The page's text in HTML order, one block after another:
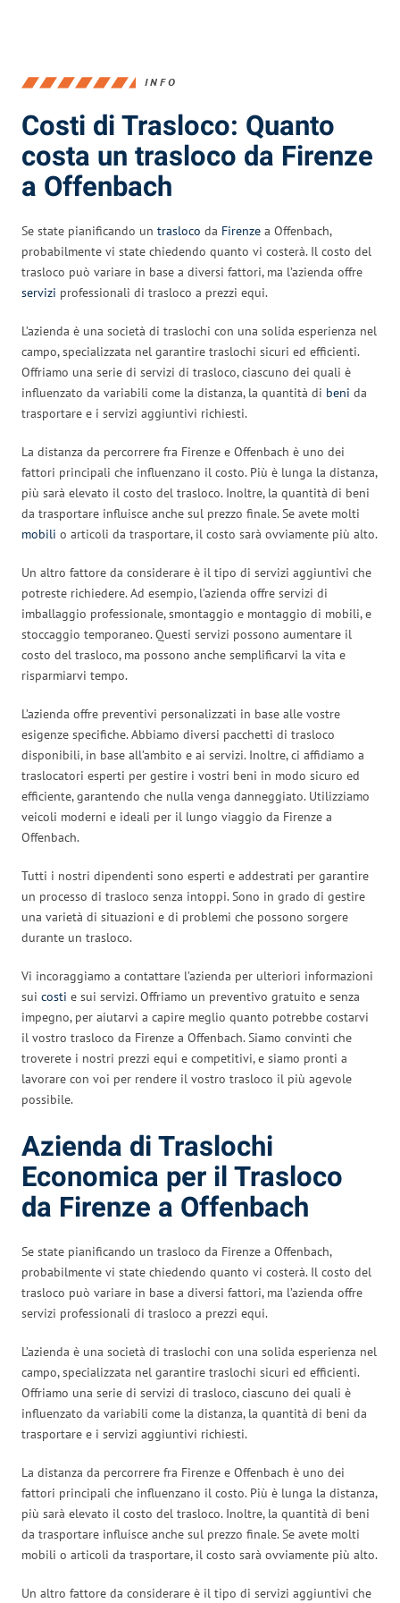
INFO
Costi di Trasloco: Quanto
costa un trasloco da Firenze
a Offenbach
Se state pianificando un trasloco da Firenze a Offenbach,
probabilmente vi state chiedendo quanto vi costerà. Il costo del
trasloco può variare in base a diversi fattori, ma l’azienda offre
servizi professionali di trasloco a prezzi equi.
L’azienda è una società di traslochi con una solida esperienza nel
campo, specializzata nel garantire traslochi sicuri ed efficienti.
Offriamo una serie di servizi di trasloco, ciascuno dei quali è
influenzato da variabili come la distanza, la quantità di beni da
trasportare e i servizi aggiuntivi richiesti.
La distanza da percorrere fra Firenze e Offenbach è uno dei
fattori principali che influenzano il costo. Più è lunga la distanza,
più sarà elevato il costo del trasloco. Inoltre, la quantità di beni
da trasportare influisce anche sul prezzo finale. Se avete molti
mobili o articoli da trasportare, il costo sarà ovviamente più alto.
Un altro fattore da considerare è il tipo di servizi aggiuntivi che
potreste richiedere. Ad esempio, l’azienda offre servizi di
imballaggio professionale, smontaggio e montaggio di mobili, e
stoccaggio temporaneo. Questi servizi possono aumentare il
costo del trasloco, ma possono anche semplificarvi la vita e
risparmiarvi tempo.
L’azienda offre preventivi personalizzati in base alle vostre
esigenze specifiche. Abbiamo diversi pacchetti di trasloco
disponibili, in base all’ambito e ai servizi. Inoltre, ci affidiamo a
traslocatori esperti per gestire i vostri beni in modo sicuro ed
efficiente, garantendo che nulla venga danneggiato. Utilizziamo
veicoli moderni e ideali per il lungo viaggio da Firenze a
Offenbach.
Tutti i nostri dipendenti sono esperti e addestrati per garantire
un processo di trasloco senza intoppi. Sono in grado di gestire
una varietà di situazioni e di problemi che possono sorgere
durante un trasloco.
Vi incoraggiamo a contattare l’azienda per ulteriori informazioni
sui costi e sui servizi. Offriamo un preventivo gratuito e senza
impegno, per aiutarvi a capire meglio quanto potrebbe costarvi
il vostro trasloco da Firenze a Offenbach. Siamo convinti che
troverete i nostri prezzi equi e competitivi, e siamo pronti a
lavorare con voi per rendere il vostro trasloco il più agevole
possibile.
Azienda di Traslochi
Economica per il Trasloco
da Firenze a Offenbach
Se state pianificando un trasloco da Firenze a Offenbach,
probabilmente vi state chiedendo quanto vi costerà. Il costo del
trasloco può variare in base a diversi fattori, ma l’azienda offre
servizi professionali di trasloco a prezzi equi.
L’azienda è una società di traslochi con una solida esperienza nel
campo, specializzata nel garantire traslochi sicuri ed efficienti.
Offriamo una serie di servizi di trasloco, ciascuno dei quali è
influenzato da variabili come la distanza, la quantità di beni da
trasportare e i servizi aggiuntivi richiesti.
La distanza da percorrere fra Firenze e Offenbach è uno dei
fattori principali che influenzano il costo. Più è lunga la distanza,
più sarà elevato il costo del trasloco. Inoltre, la quantità di beni
da trasportare influisce anche sul prezzo finale. Se avete molti
mobili o articoli da trasportare, il costo sarà ovviamente più alto.
Un altro fattore da considerare è il tipo di servizi aggiuntivi che